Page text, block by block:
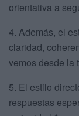
orientativa a
4. Además, el
claridad,
vemos desde la
5. El estilo
respuestas